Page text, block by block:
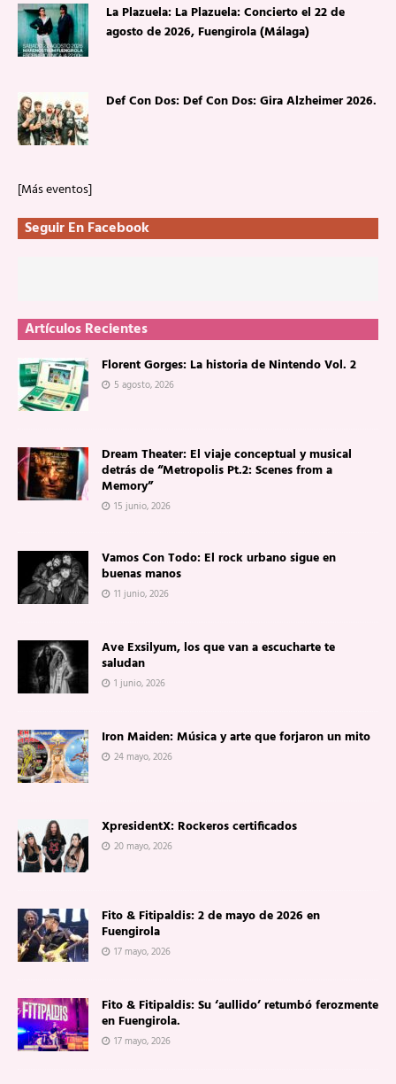
La Plazuela: La Plazuela: Concierto el 22 de
agosto de 2026, Fuengirola (Málaga)
Def Con Dos: Def Con Dos: Gira Alzheimer 2026.
[Más eventos]
Seguir En Facebook
Artículos Recientes
Florent Gorges: La historia de Nintendo Vol. 2
5 agosto, 2026
Dream Theater: El viaje conceptual y musical
detrás de “Metropolis Pt.2: Scenes from a
Memory”
15 junio, 2026
Vamos Con Todo: El rock urbano sigue en
buenas manos
11 junio, 2026
Ave Exsilyum, los que van a escucharte te
saludan
1 junio, 2026
Iron Maiden: Música y arte que forjaron un mito
24 mayo, 2026
XpresidentX: Rockeros certificados
20 mayo, 2026
Fito & Fitipaldis: 2 de mayo de 2026 en
Fuengirola
17 mayo, 2026
Fito & Fitipaldis: Su ‘aullido’ retumbó ferozmente
en Fuengirola.
17 mayo, 2026